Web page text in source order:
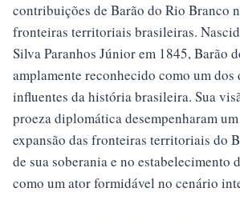
contribuições de Barão do Rio Branco
fronteiras territoriais brasileiras.
Silva Paranhos Júnior em 1845, Barão
amplamente reconhecido como um dos
influentes da história brasileira. Sua
proeza diplomática desempenharam
expansão das fronteiras territoriais do
de sua soberania e no estabelecimento
como um ator formidável no cenário